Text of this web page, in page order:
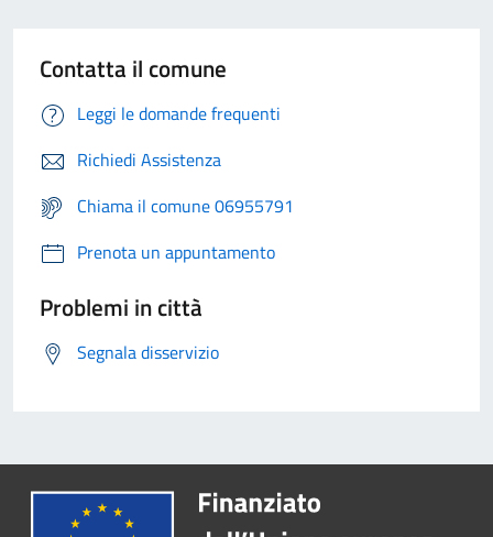
Contatta il comune
Leggi le domande frequenti
Richiedi Assistenza
Chiama il comune 06955791
Prenota un appuntamento
Problemi in città
Segnala disservizio